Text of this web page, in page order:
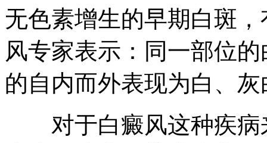
无色素增生的早期白斑
风专家表示：同一部位
的自内而外表现为白、
对于白癜风这种疾病